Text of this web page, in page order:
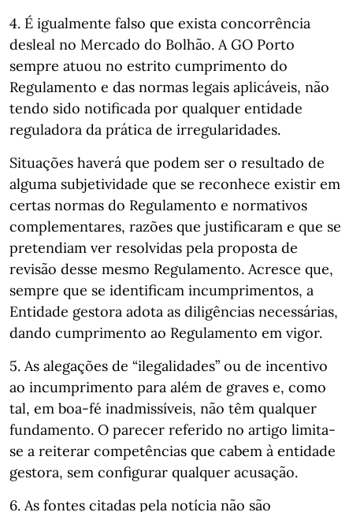
4. É igualmente falso que exista concorrência
desleal no Mercado do Bolhão. A GO Porto
sempre atuou no estrito cumprimento do
Regulamento e das normas legais aplicáveis, não
tendo sido notificada por qualquer entidade
reguladora da prática de irregularidades.
Situações haverá que podem ser o resultado de
alguma subjetividade que se reconhece existir em
certas normas do Regulamento e normativos
complementares, razões que justificaram e que se
pretendiam ver resolvidas pela proposta de
revisão desse mesmo Regulamento. Acresce que,
sempre que se identificam incumprimentos, a
Entidade gestora adota as diligências necessárias,
dando cumprimento ao Regulamento em vigor.
5. As alegações de “ilegalidades” ou de incentivo
ao incumprimento para além de graves e, como
tal, em boa-fé inadmissíveis, não têm qualquer
fundamento. O parecer referido no artigo limita-
se a reiterar competências que cabem à entidade
gestora, sem configurar qualquer acusação.
6. As fontes citadas pela notícia não são